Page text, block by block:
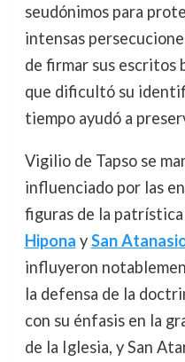
seudónimos para
intensas
de firmar sus escritos
que dificultó su
tiempo ayudó a
Vigilio de Tapso se
influenciado por las
figuras de la
Hipona ySan
influyeron
la defensa de la
con su énfasis en la
de la Iglesia, y San